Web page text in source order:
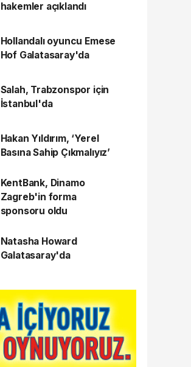
hakemler açıklandı
Hollandalı oyuncu Emese
Hof Galatasaray'da
Salah, Trabzonspor için
İstanbul'da
Hakan Yıldırım, ‘Yerel
Basına Sahip Çıkmalıyız’
KentBank, Dinamo
Zagreb'in forma
sponsoru oldu
Natasha Howard
Galatasaray'da